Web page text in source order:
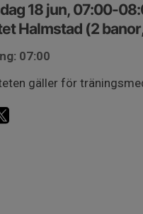
18 jun, 07:00-
Halmstad (2
07:00
gäller för